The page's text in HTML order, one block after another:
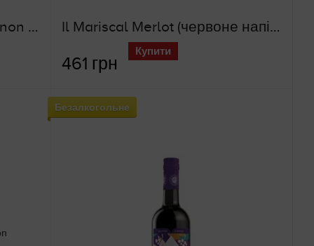
Il Mariscal Cabernet Sauvignon (червоне напівсолодке вино) Il Mariscal Merlot (червоне напівсолодке вино)
461 грн
Купити
Безалкогольне